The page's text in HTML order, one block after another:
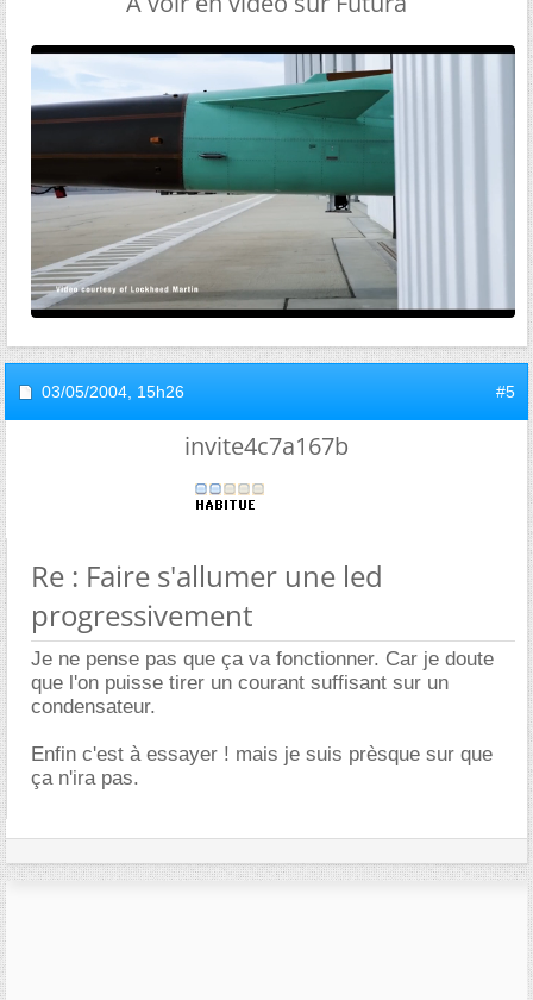
03/05/2004, 15h26 #5
invite4c7a167b
Re : Faire s'allumer une led
progressivement
Je ne pense pas que ça va fonctionner. Car je doute
que l'on puisse tirer un courant suffisant sur un
condensateur.
Enfin c'est à essayer ! mais je suis prèsque sur que
ça n'ira pas.